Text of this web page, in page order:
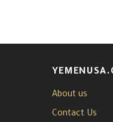
About us
Contact Us